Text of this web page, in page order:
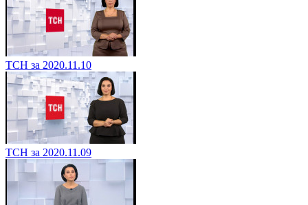
ТСН за 2020.11.10
ТСН за 2020.11.09